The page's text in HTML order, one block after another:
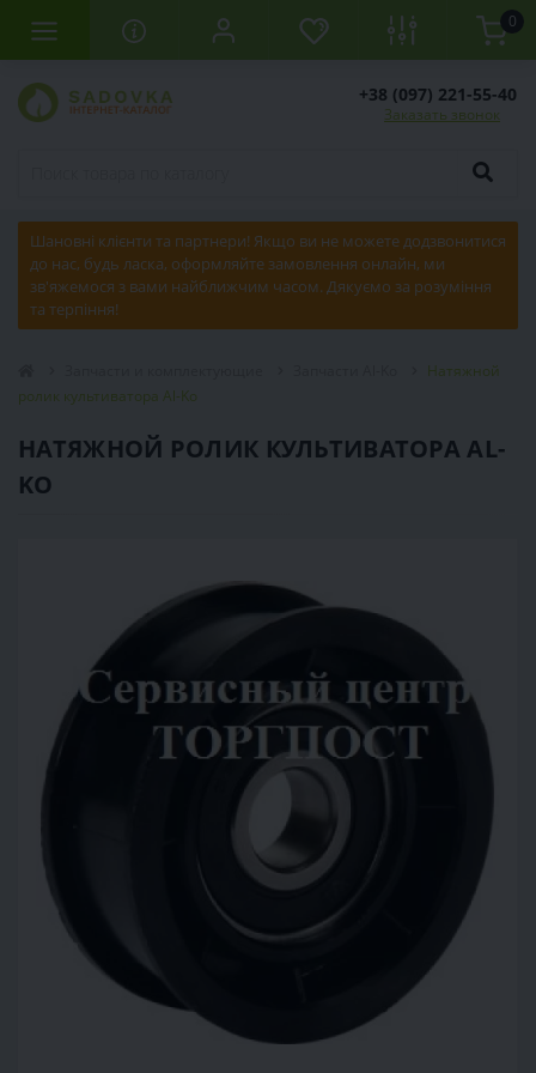
0
+38 (097) 221-55-40
Заказать звонок
Шановні клієнти та партнери! Якщо ви не можете додзвонитися
до нас, будь ласка, оформляйте замовлення онлайн, ми
зв'яжемося з вами найближчим часом. Дякуємо за розуміння
та терпіння!
Натяжной
ролик культиватора Al-Ko
НАТЯЖНОЙ РОЛИК КУЛЬТИВАТОРА AL-
KO